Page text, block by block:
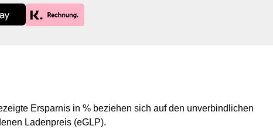
Ersparnis in % beziehen sich auf den unverbindlichen
Ladenpreis (eGLP).